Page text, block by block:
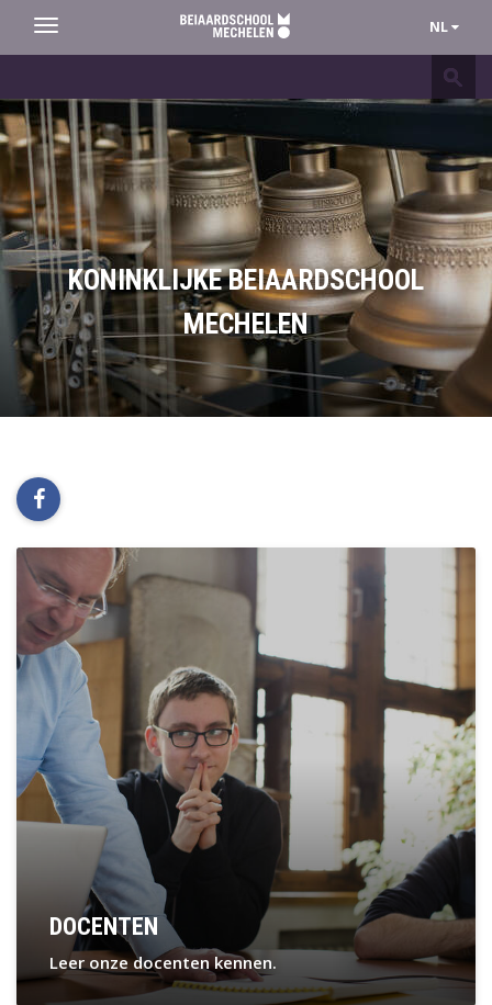
NL
Toggle
navigation
Beiaardschool
Mechelen
KONINKLIJKE BEIAARDSCHOOL
MECHELEN
In
de
kijker
DOCENTEN
Leer onze docenten kennen.